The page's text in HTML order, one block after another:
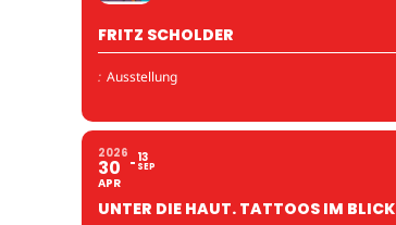
FRITZ SCHOLDER
: Ausstellung
2026
30
APR
13
SEP
UNTER DIE HAUT. TATTOOS IM BLICK